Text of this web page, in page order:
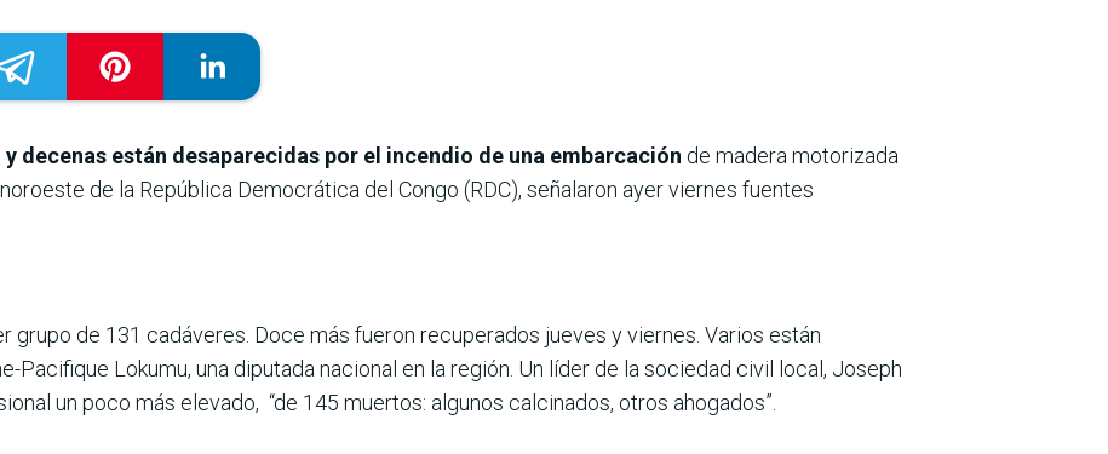
decenas están desaparecidas por el incendio de una embarcación de madera motorizada
de la República Democrática del Congo (RDC), señalaron ayer viernes fuentes
grupo de 131 cadáveres. Doce más fueron recuperados jueves y viernes. Varios están
Pacifique Lokumu, una diputada nacional en la región. Un líder de la sociedad civil local, Joseph
un poco más elevado, “de 145 muertos: algunos calcinados, otros ahogados”.